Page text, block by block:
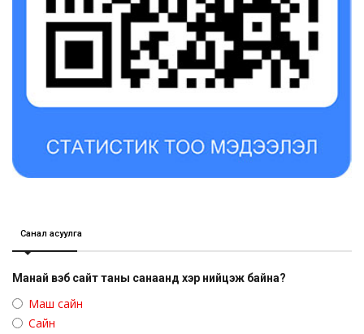
Санал асуулга
Манай вэб сайт таны санаанд хэр нийцэж байна?
Маш сайн
Сайн